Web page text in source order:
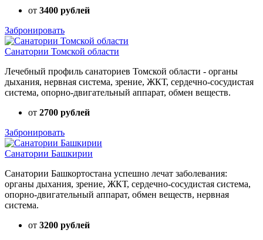
от 3400 рублей
Забронировать
Санатории Томской области
Лечебный профиль санаториев Томской области - органы
дыхания, нервная система, зрение, ЖКТ, сердечно-сосудистая
система, опорно-двигательный аппарат, обмен веществ.
от 2700 рублей
Забронировать
Санатории Башкирии
Санатории Башкортостана успешно лечат заболевания:
органы дыхания, зрение, ЖКТ, сердечно-сосудистая система,
опорно-двигательный аппарат, обмен веществ, нервная
система.
от 3200 рублей